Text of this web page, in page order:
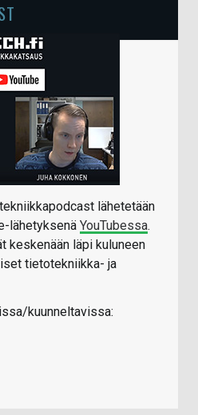
lähetetään
lähetyksenä YouTubessa.
keskenään läpi kuluneen
tietotekniikka- ja
kuunneltavissa: